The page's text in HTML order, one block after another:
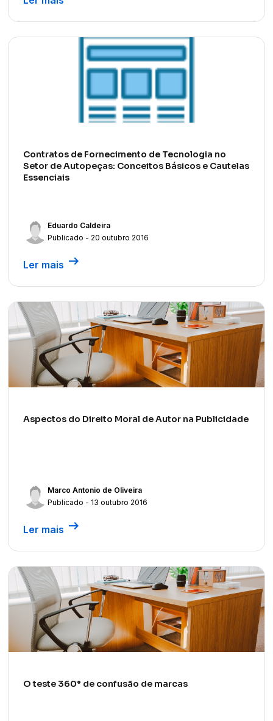
Contratos de Fornecimento de Tecnologia no
Setor de Autopeças: Conceitos Básicos e Cautelas
Essenciais
Eduardo Caldeira
Publicado - 20 outubro 2016
Ler mais arrow_right_alt
Aspectos do Direito Moral de Autor na Publicidade
Marco Antonio de Oliveira
Publicado - 13 outubro 2016
Ler mais arrow_right_alt
O teste 360° de confusão de marcas